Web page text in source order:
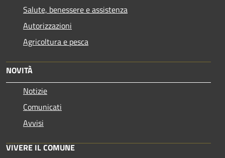
Salute, benessere e assistenza
Autorizzazioni
Agricoltura e pesca
NOVITÀ
Notizie
Comunicati
Avvisi
VIVERE IL COMUNE